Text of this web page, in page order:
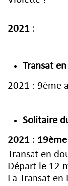
2021 :
Transat
2021 : 9ème
Solitaire
2021 : 19ème
Transat en
Départ le 12
La Transat en